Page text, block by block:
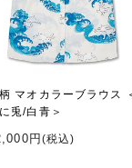
マオカラーブラウス
兎/白青＞
円 (税込)